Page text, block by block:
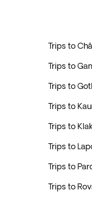
Trips to
Trips to
Trips to
Trips to
Trips to
Trips to
Trips to
Trips to